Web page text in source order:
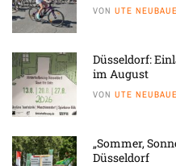
VON UTE
Düsseldorf:
im August
VON UTE
„Sommer,
Düsseldorf